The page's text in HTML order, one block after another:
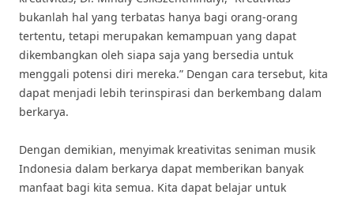
bukanlah hal yang terbatas hanya bagi orang-orang
tertentu, tetapi merupakan kemampuan yang dapat
dikembangkan oleh siapa saja yang bersedia untuk
menggali potensi diri mereka.” Dengan cara tersebut, kita
dapat menjadi lebih terinspirasi dan berkembang dalam
berkarya.
Dengan demikian, menyimak kreativitas seniman musik
Indonesia dalam berkarya dapat memberikan banyak
manfaat bagi kita semua. Kita dapat belajar untuk